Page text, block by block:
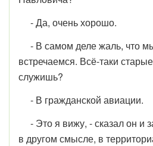
- Да, очень хорошо.
- В самом деле жаль, что
встречаемся. Всё-таки
служишь?
- В гражданской авиации.
- Это я вижу, - сказал он и
в другом смысле, в